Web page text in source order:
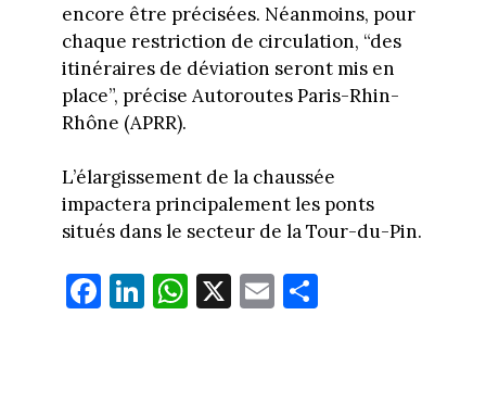
encore être précisées. Néanmoins, pour
chaque restriction de circulation, “des
itinéraires de déviation seront mis en
place”, précise Autoroutes Paris-Rhin-
Rhône (APRR).
L’élargissement de la chaussée
impactera principalement les ponts
situés dans le secteur de la Tour-du-Pin.
Fa
ce
Li
nk
W
ha
X E
m
Pa